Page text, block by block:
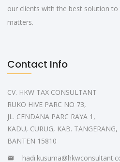
our clients with the best solution
matters.
Contact Info
CV. HKW TAX CONSULTANT
RUKO HIVE PARC NO 73,
JL. CENDANA PARC RAYA 1,
KADU, CURUG, KAB. TANGERANG,
BANTEN 15810